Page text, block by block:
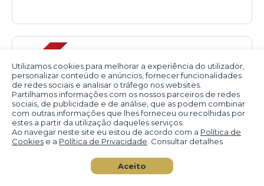
Utilizamos cookies para melhorar a experiência do utilizador,
personalizar conteúdo e anúncios, fornecer funcionalidades
de redes sociais e analisar o tráfego nos websites.
Partilhamos informações com os nossos parceiros de redes
sociais, de publicidade e de análise, que as podem combinar
com outras informações que lhes forneceu ou recolhidas por
estes a partir da utilização daqueles serviços.
Ao navegar neste site eu estou de acordo com a Política de
Cookies e a Política de Privacidade . Consultar detalhes
Aceito